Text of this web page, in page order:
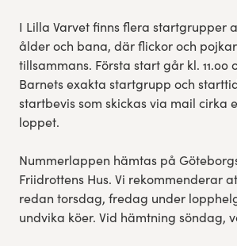
I Lilla Varvet finns flera startgrupper
ålder och bana, där flickor och
tillsammans. Första start går kl. 11.00
Barnets exakta startgrupp och
startbevis som skickas via mail cirka
loppet.
Nummerlappen hämtas på
Friidrottens Hus. Vi rekommenderar
redan torsdag, fredag under
undvika köer. Vid hämtning söndag,